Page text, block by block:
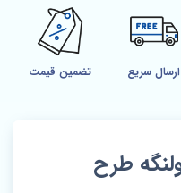
ارسال سریع تضمین قیمت
طرح